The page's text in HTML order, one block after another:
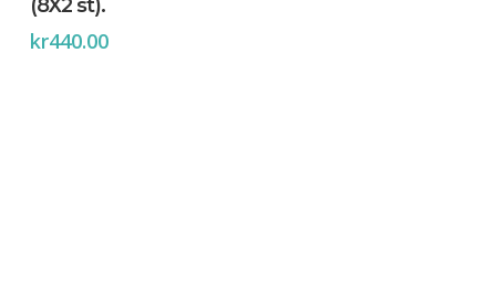
(8X2 st).
kr440.00